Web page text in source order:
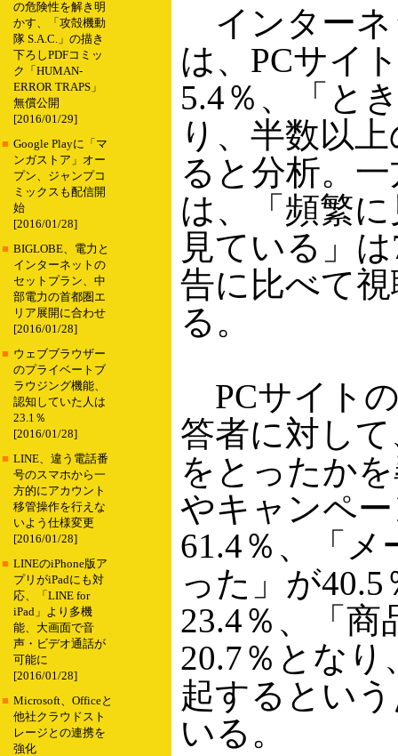
の危険性を解き明
かす、「攻殻機動
隊 S.A.C.」の描き
下ろしPDFコミッ
ク「HUMAN-
ERROR TRAPS」
無償公開
[2016/01/29]
■ Google Playに「マ
ンガストア」オー
プン、ジャンプコ
ミックスも配信開
始
[2016/01/28]
■ BIGLOBE、電力と
インターネットの
セットプラン、中
部電力の首都圏エ
リア展開に合わせ
[2016/01/28]
■ ウェブブラウザー
のプライベートブ
ラウジング機能、
認知していた人は
23.1％
[2016/01/28]
■ LINE、違う電話番
号のスマホから一
方的にアカウント
移管操作を行えな
いよう仕様変更
[2016/01/28]
■ LINEのiPhone版ア
プリがiPadにも対
応、「LINE for
iPad」より多機
能、大画面で音
声・ビデオ通話が
可能に
[2016/01/28]
■ Microsoft、Officeと
他社クラウドスト
レージとの連携を
強化
インターネ
は、PCサイ
5.4％、「と
り、半数以
ると分析。
は、「頻繁
見ている」
告に比べて
る。
PCサイト
答者に対し
をとったか
やキャンペ
61.4％、「
った」が
23.4％、「
20.7％とな
起するとい
いる。